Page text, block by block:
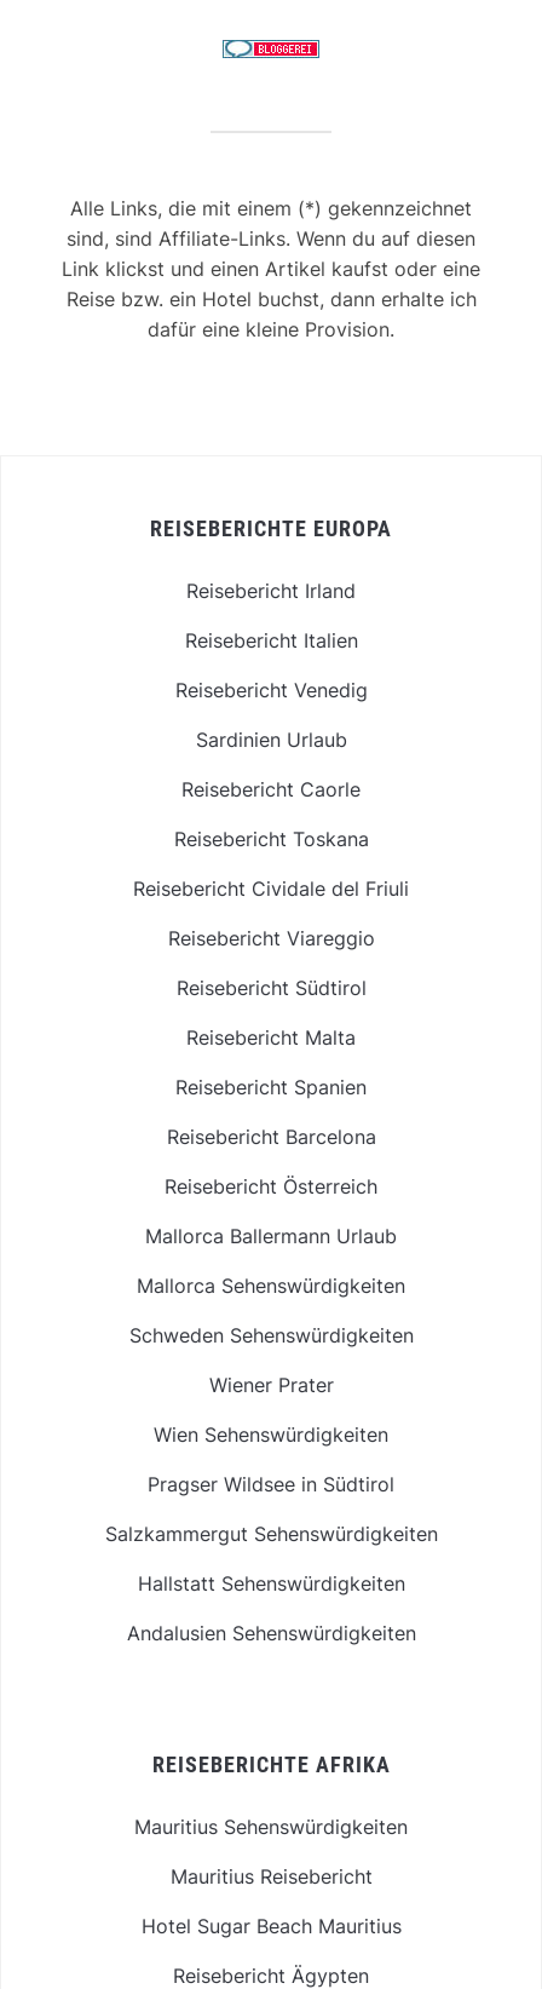
Alle Links, die mit einem (*) gekennzeichnet
sind, sind Affiliate-Links. Wenn du auf diesen
Link klickst und einen Artikel kaufst oder eine
Reise bzw. ein Hotel buchst, dann erhalte ich
dafür eine kleine Provision.
REISEBERICHTE EUROPA
Reisebericht Irland
Reisebericht Italien
Reisebericht Venedig
Sardinien Urlaub
Reisebericht Caorle
Reisebericht Toskana
Reisebericht Cividale del Friuli
Reisebericht Viareggio
Reisebericht Südtirol
Reisebericht Malta
Reisebericht Spanien
Reisebericht Barcelona
Reisebericht Österreich
Mallorca Ballermann Urlaub
Mallorca Sehenswürdigkeiten
Schweden Sehenswürdigkeiten
Wiener Prater
Wien Sehenswürdigkeiten
Pragser Wildsee in Südtirol
Salzkammergut Sehenswürdigkeiten
Hallstatt Sehenswürdigkeiten
Andalusien Sehenswürdigkeiten
REISEBERICHTE AFRIKA
Mauritius Sehenswürdigkeiten
Mauritius Reisebericht
Hotel Sugar Beach Mauritius
Reisebericht Ägypten